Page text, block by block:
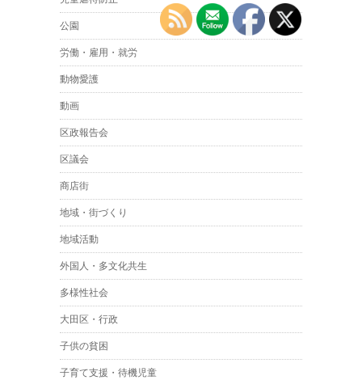
公園
労働・雇用・就労
動物愛護
動画
区政報告会
区議会
商店街
地域・街づくり
地域活動
外国人・多文化共生
多様性社会
大田区・行政
子供の貧困
子育て支援・待機児童